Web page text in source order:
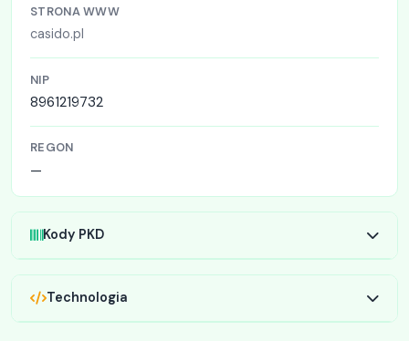
STRONA WWW
casido.pl
NIP
8961219732
REGON
—
Kody PKD
Technologia